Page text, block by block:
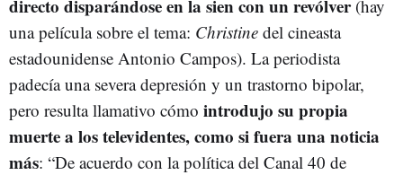
directo disparándose en la sien con un revólver(hay
una película sobre el tema: Christine del cineasta
estadounidense Antonio Campos). La periodista
padecía una severa depresión y un trastorno bipolar,
pero resulta llamativo cómo introdujo su propia
muerte a los televidentes, como si fuera una noticia
más: “De acuerdo con la política del Canal 40 de